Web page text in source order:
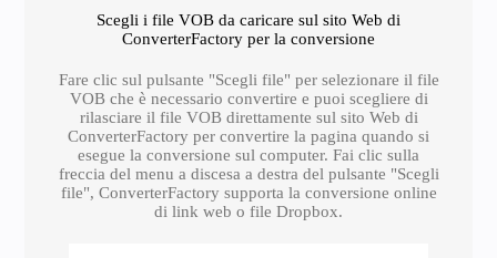
Scegli i file VOB da caricare sul sito Web di
ConverterFactory per la conversione
Fare clic sul pulsante "Scegli file" per selezionare il file
VOB che è necessario convertire e puoi scegliere di
rilasciare il file VOB direttamente sul sito Web di
ConverterFactory per convertire la pagina quando si
esegue la conversione sul computer. Fai clic sulla
freccia del menu a discesa a destra del pulsante "Scegli
file", ConverterFactory supporta la conversione online
di link web o file Dropbox.